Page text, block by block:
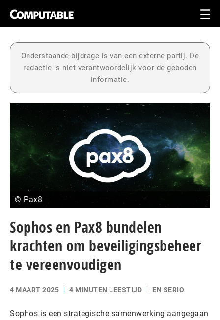
Onderstaande bijdrage is van een externe partij. De
redactie is niet verantwoordelijk voor de geboden
informatie.
© Pax8
Sophos en Pax8 bundelen
krachten om beveiligingsbeheer
te vereenvoudigen
4 MAART 2025 4 MINUTEN LEESTIJD EN SERIO
Sophos is een strategische samenwerking aangegaan